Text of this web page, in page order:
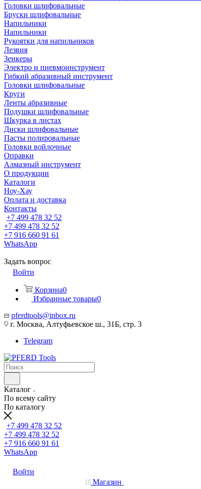
Головки шлифовальные
Бруски шлифовальные
Напильники
Напильники
Рукоятки для напильников
Лезвия
Зенкеры
Электро и пневмоинструмент
Гибкий абразивный инструмент
Головки шлифовальные
Круги
Ленты абразивные
Подушки шлифовальные
Шкурка в листах
Диски шлифовальные
Пасты полировальные
Головки войлочные
Оправки
Алмазный инструмент
О продукции
Каталоги
Ноу-Хау
Оплата и доставка
Контакты
+7 499 478 32 52
+7 499 478 32 52
+7 916 660 91 61
WhatsApp
Задать вопрос
Войти
Корзина0
Избранные товары0
pferdtools@inbox.ru
г. Москва, Алтуфьевское ш., 31Б, стр. 3
Telegram
Каталог
По всему сайту
По каталогу
+7 499 478 32 52
+7 499 478 32 52
+7 916 660 91 61
WhatsApp
Войти
Магазин